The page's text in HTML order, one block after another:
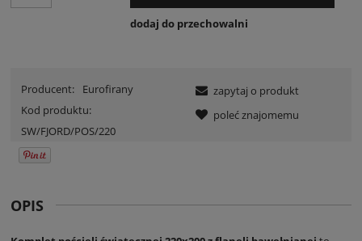
dodaj do przechowalni
Producent:
Eurofirany
Kod produktu:
SW/FJORD/POS/220
zapytaj o produkt
poleć znajomemu
OPIS